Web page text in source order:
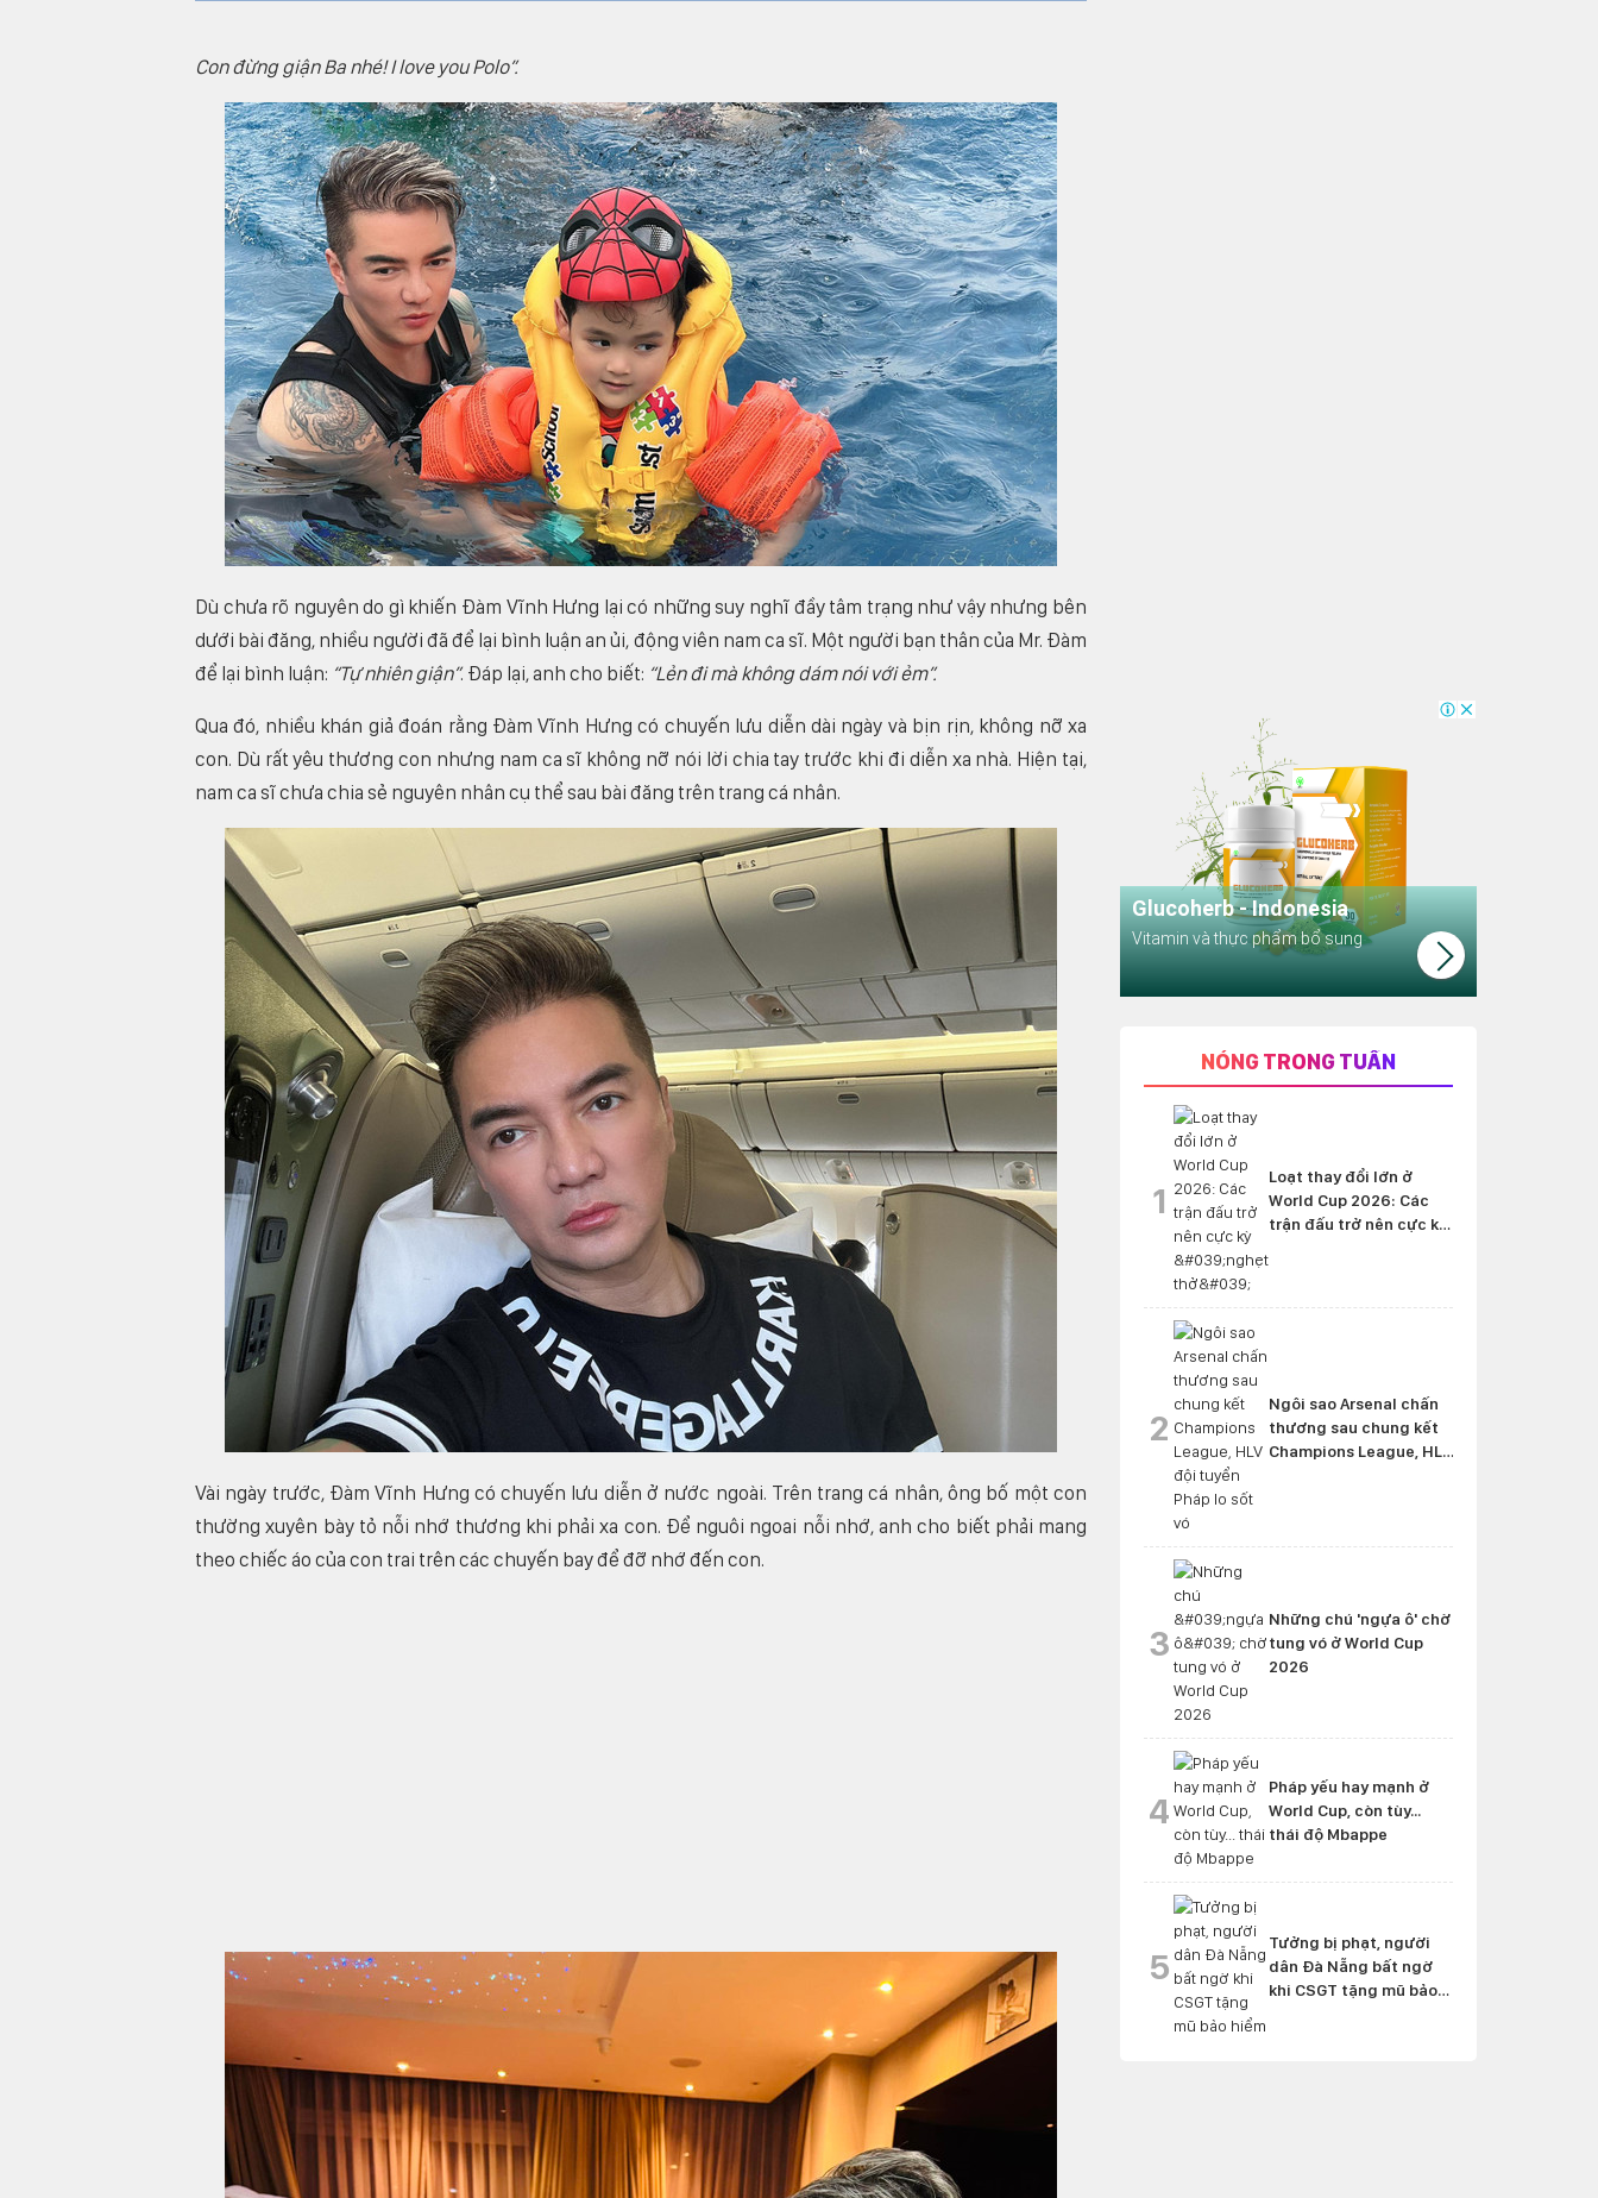
Con đừng giận Ba nhé! I love you Polo”.
Dù chưa rõ nguyên do gì khiến Đàm Vĩnh Hưng lại có những suy nghĩ đầy tâm trạng như vậy nhưng bên
dưới bài đăng, nhiều người đã để lại bình luận an ủi, động viên nam ca sĩ. Một người bạn thân của Mr. Đàm
để lại bình luận: “Tự nhiên giận”. Đáp lại, anh cho biết: “Lẻn đi mà không dám nói với ẻm”.
Qua đó, nhiều khán giả đoán rằng Đàm Vĩnh Hưng có chuyến lưu diễn dài ngày và bịn rịn, không nỡ xa
con. Dù rất yêu thương con nhưng nam ca sĩ không nỡ nói lời chia tay trước khi đi diễn xa nhà. Hiện tại,
nam ca sĩ chưa chia sẻ nguyên nhân cụ thể sau bài đăng trên trang cá nhân.
Vài ngày trước, Đàm Vĩnh Hưng có chuyến lưu diễn ở nước ngoài. Trên trang cá nhân, ông bố một con
thường xuyên bày tỏ nỗi nhớ thương khi phải xa con. Để nguôi ngoai nỗi nhớ, anh cho biết phải mang
theo chiếc áo của con trai trên các chuyến bay để đỡ nhớ đến con.
NÓNG TRONG TUẦN
1
Loạt thay đổi lớn ở
World Cup 2026: Các
trận đấu trở nên cực kỳ
2
Ngôi sao Arsenal chấn
thương sau chung kết
Champions League, HLV
3
Những chú 'ngựa ô' chờ
tung vó ở World Cup
2026
4
Pháp yếu hay mạnh ở
World Cup, còn tùy...
thái độ Mbappe
5
Tưởng bị phạt, người
dân Đà Nẵng bất ngờ
khi CSGT tặng mũ bảo